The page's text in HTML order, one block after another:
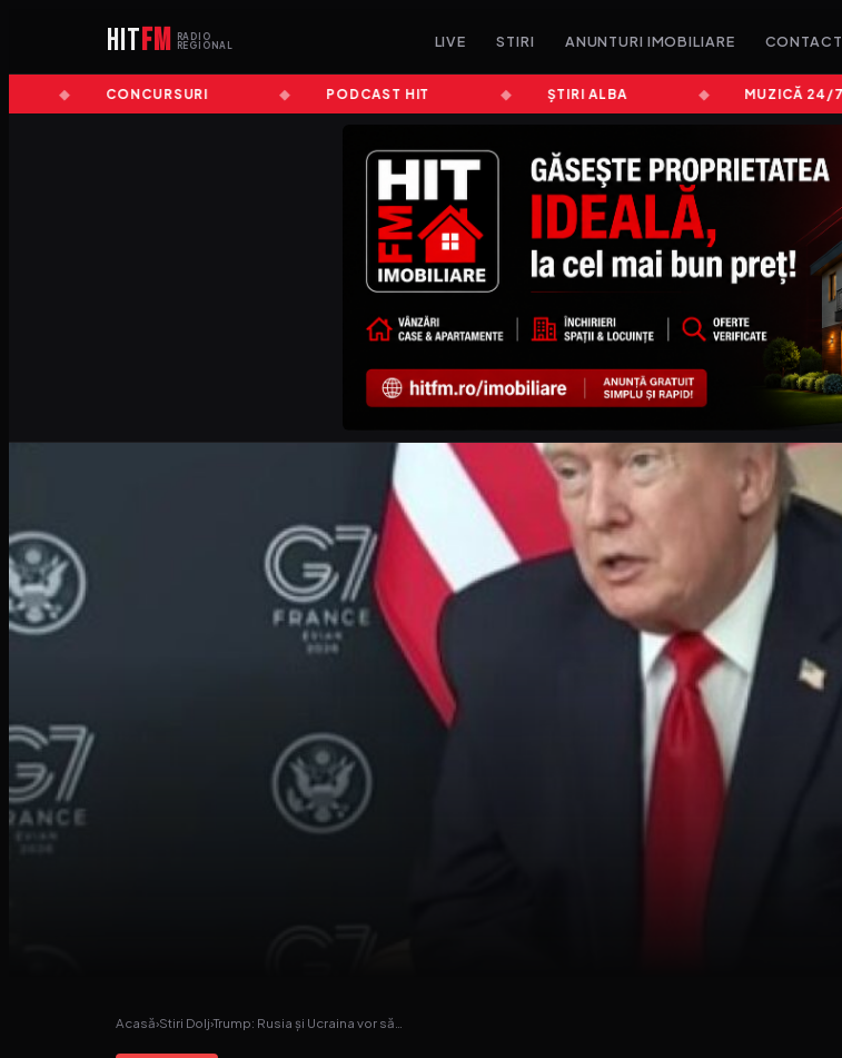
HITFM
RADIO
REGIONAL
LIVE STIRI ANUNTURI IMOBILIARE CONTACT
CONCURSURI PODCAST HIT ȘTIRI ALBA MUZICĂ 24/7
Acasă›Stiri Dolj›Trump: Rusia și Ucraina vor să…